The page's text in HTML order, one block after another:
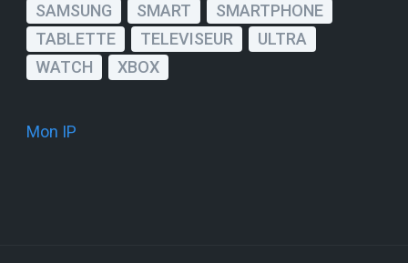
SAMSUNG
SMART
SMARTPHONE
TABLETTE
TELEVISEUR
ULTRA
WATCH
XBOX
Mon IP